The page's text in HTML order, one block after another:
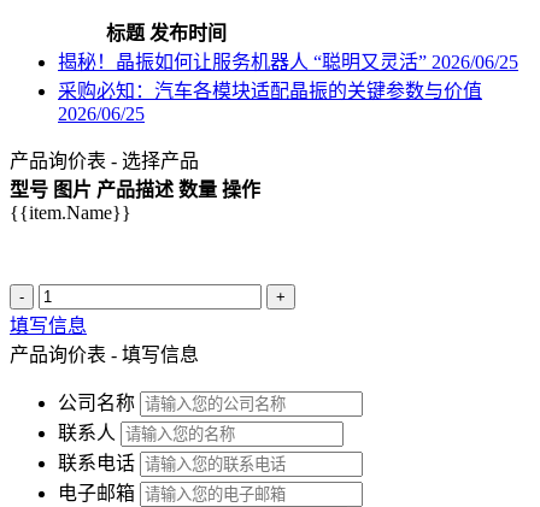
标题 发布时间
揭秘！晶振如何让服务机器人 “聪明又灵活” 2026/06/25
采购必知：汽车各模块适配晶振的关键参数与价值
2026/06/25
产品询价表 - 选择产品
型号 图片 产品描述 数量 操作
{{item.Name}}
- +
填写信息
产品询价表 - 填写信息
公司名称
联系人
联系电话
电子邮箱